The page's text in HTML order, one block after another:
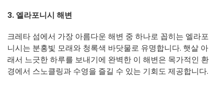
3. 엘라포니시 해변
크레타 섬에서 가장 아름다운 해변 중 하나로 꼽히는 엘라포
니시는 분홍빛 모래와 청록색 바닷물로 유명합니다. 햇살 아
래서 느긋한 하루를 보내기에 완벽한 이 해변은 목가적인 환
경에서 스노클링과 수영을 즐길 수 있는 기회도 제공합니다.